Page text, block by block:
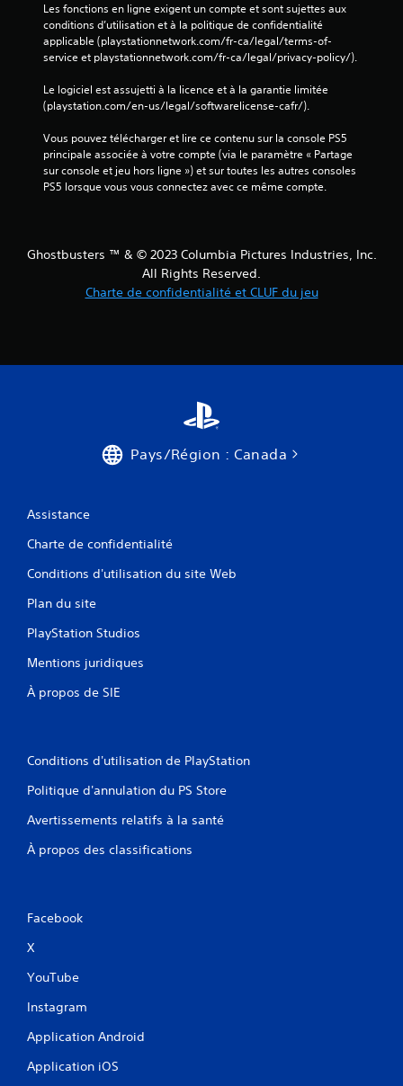
Les fonctions en ligne exigent un compte et sont sujettes aux
conditions d’utilisation et à la politique de confidentialité
applicable (playstationnetwork.com/fr-ca/legal/terms-of-
service et playstationnetwork.com/fr-ca/legal/privacy-policy/).
Le logiciel est assujetti à la licence et à la garantie limitée
(playstation.com/en-us/legal/softwarelicense-cafr/).
Vous pouvez télécharger et lire ce contenu sur la console PS5
principale associée à votre compte (via le paramètre « Partage
sur console et jeu hors ligne ») et sur toutes les autres consoles
PS5 lorsque vous vous connectez avec ce même compte.
Ghostbusters ™ & © 2023 Columbia Pictures Industries, Inc.
All Rights Reserved.
Charte de confidentialité et CLUF du jeu
Pays/Région : Canada
Assistance
Charte de confidentialité
Conditions d'utilisation du site Web
Plan du site
PlayStation Studios
Mentions juridiques
À propos de SIE
Conditions d'utilisation de PlayStation
Politique d'annulation du PS Store
Avertissements relatifs à la santé
À propos des classifications
Facebook
X
YouTube
Instagram
Application Android
Application iOS